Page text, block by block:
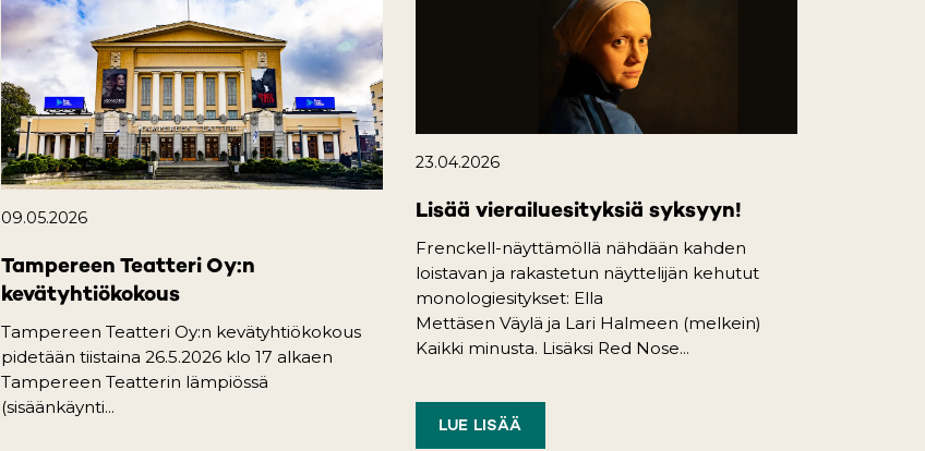
09.05.2026
Tampereen Teatteri Oy:n
kevätyhtiökokous
Tampereen Teatteri Oy:n kevätyhtiökokous
pidetään tiistaina 26.5.2026 klo 17 alkaen
Tampereen Teatterin lämpiössä
(sisäänkäynti...
23.04.2026
Lisää vierailuesityksiä syksyyn!
Frenckell-näyttämöllä nähdään kahden
loistavan ja rakastetun näyttelijän kehutut
monologiesitykset: Ella
Mettäsen Väylä ja Lari Halmeen (melkein)
Kaikki minusta. Lisäksi Red Nose...
LUE LISÄÄ